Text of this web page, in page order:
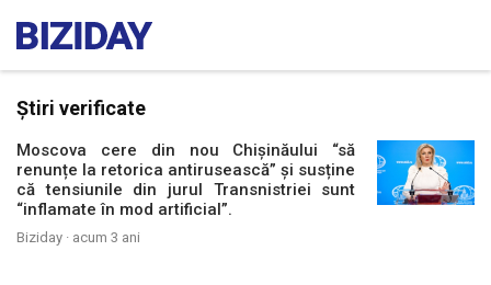
Știri verificate
Moscova cere din nou Chișinăului “să
renunțe la retorica antirusească” și susține
că tensiunile din jurul Transnistriei sunt
“inflamate în mod artificial”.
Biziday · acum 3 ani